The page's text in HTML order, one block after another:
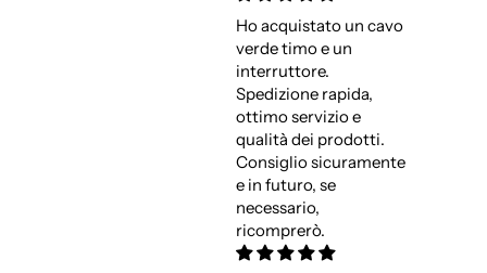
Ho acquistato un cavo
verde timo e un
interruttore.
Spedizione rapida,
ottimo servizio e
qualità dei prodotti.
Consiglio sicuramente
e in futuro, se
necessario,
ricomprerò.